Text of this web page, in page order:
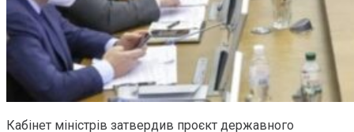
Кабінет міністрів затвердив проєкт державного